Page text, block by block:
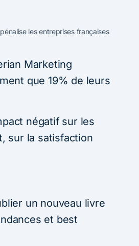
les entreprises françaises
Marketing
que 19% de leurs
négatif sur les
sur la satisfaction
un nouveau livre
et best